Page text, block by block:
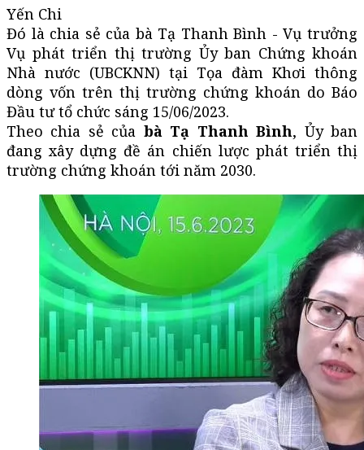
Yến Chi
Đó là chia sẻ của bà Tạ Thanh Bình - Vụ trưởng
Vụ phát triển thị trường Ủy ban Chứng khoán
Nhà nước (UBCKNN) tại Tọa đàm Khơi thông
dòng vốn trên thị trường chứng khoán do Báo
Đầu tư tổ chức sáng 15/06/2023.
Theo chia sẻ của bà Tạ Thanh Bình, Ủy ban
đang xây dựng đề án chiến lược phát triển thị
trường chứng khoán tới năm 2030.